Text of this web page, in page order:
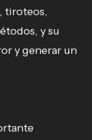
tiroteos,
y su
y generar un